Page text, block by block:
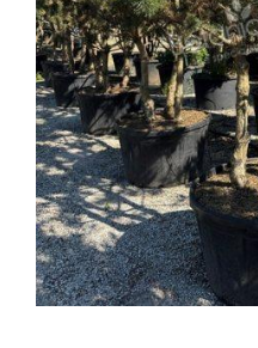
Treesafe
VORSTBESCHERMINGVOORBOMEN.NL
WINTERSCHUTZFUERBAEUME.DE
FROSTPROTECTIONFORTREES.CO.UK
Terracotta
TERRACOTTA.NL
TERRACOTTA.BE
TERRAKOTTA.DE